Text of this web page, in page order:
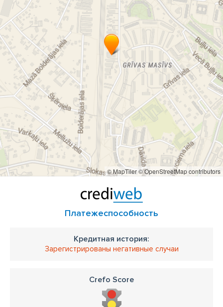
© MapTiler© OpenStreetMap contributors
Платежеспособность
Кредитная история:
Зарегистрированы негативные случаи
Crefo Score